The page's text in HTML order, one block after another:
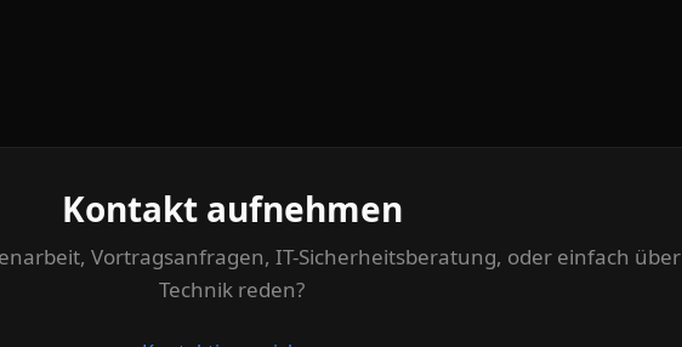
Kontakt aufnehmen
Vortragsanfragen, IT-Sicherheitsberatung, oder einfach über
Technik reden?